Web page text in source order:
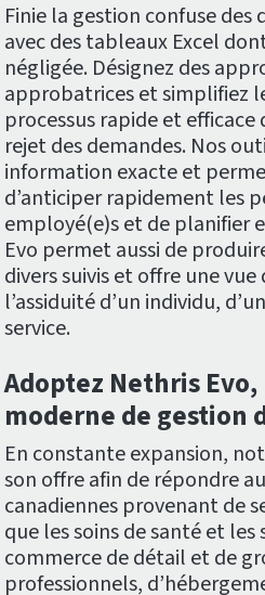
Finie la gestion confuse des
avec des tableaux Excel
négligée. Désignez des
approbatrices et simplifiez
processus rapide et
rejet des demandes. Nos
information exacte et
d’anticiper rapidement les
employé(e)s et de planifier
Evo permet aussi de
divers suivis et offre une vue
l’assiduité d’un individu,
service.
Adoptez Nethris
moderne de gestion
En constante expansion,
son offre afin de répondre
canadiennes provenant de
que les soins de santé et les
commerce de détail et de
professionnels,